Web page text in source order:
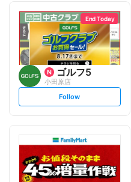
l
o
w
End Today
ゴルフ5
小田原店
s
t
o
Follow